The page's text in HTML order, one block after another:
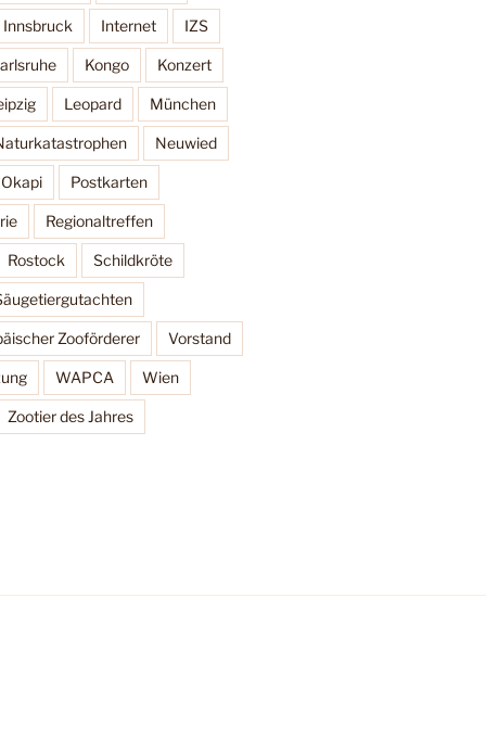
Innsbruck Internet IZS
Kongo Konzert
Leopard München
Neuwied
Okapi Postkarten
Regionaltreffen
Rostock Schildkröte
Zooförderer Vorstand
WAPCA Wien
Zootier des Jahres